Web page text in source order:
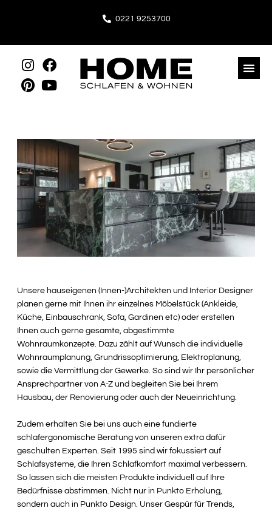
0221 9253700
Unsere hauseigenen (Innen-)Architekten und Interior Designer
planen gerne mit Ihnen ihr einzelnes Möbelstück (Ankleide,
Küche, Einbauschrank, Sofa, Gardinen etc) oder erstellen
Ihnen auch gerne gesamte, abgestimmte
Wohnraumkonzepte. Dazu zählt auf Wunsch die individuelle
Wohnraumplanung, Grundrissoptimierung, Elektroplanung,
sowie die Vermittlung der Gewerke. So sind wir Ihr persönlicher
Ansprechpartner von A-Z und begleiten Sie bei Ihrem
Hausbau, der Renovierung oder auch der Neueinrichtung.
Zudem erhalten Sie bei uns auch eine fundierte
schlafergonomische Beratung von unseren extra dafür
geschulten Experten. Seit 1995 sind wir fokussiert auf
Schlafsysteme, die Ihren Schlafkomfort maximal verbessern.
So lassen sich die meisten Produkte individuell auf Ihre
Bedürfnisse abstimmen. Nicht nur in Punkto Erholung,
sondern auch in Punkto Design. Unser Gespür für Trends,